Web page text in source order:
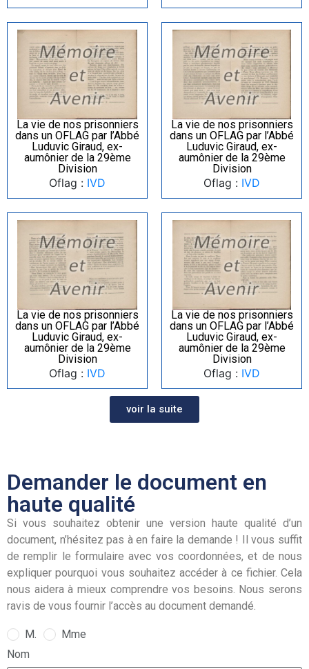
La vie de nos prisonniers
dans un OFLAG par l’Abbé
Luduvic Giraud, ex-
aumônier de la 29ème
Division
Oflag : IVD
La vie de nos prisonniers
dans un OFLAG par l’Abbé
Luduvic Giraud, ex-
aumônier de la 29ème
Division
Oflag : IVD
La vie de nos prisonniers
dans un OFLAG par l’Abbé
Luduvic Giraud, ex-
aumônier de la 29ème
Division
Oflag : IVD
La vie de nos prisonniers
dans un OFLAG par l’Abbé
Luduvic Giraud, ex-
aumônier de la 29ème
Division
Oflag : IVD
voir la suite
Demander le document en
haute qualité
Si vous souhaitez obtenir une version haute qualité d’un
document, n’hésitez pas à en faire la demande ! Il vous suffit
de remplir le formulaire avec vos coordonnées, et de nous
expliquer pourquoi vous souhaitez accéder à ce fichier. Cela
nous aidera à mieux comprendre vos besoins. Nous serons
ravis de vous fournir l’accès au document demandé.
M.
Mme
Nom